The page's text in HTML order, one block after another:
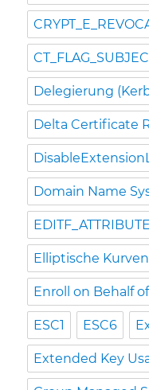
Delegierung
Delta Certificate
Domain Name
Elliptische Kurven
Enroll on Behalf
ESC1 ESC6
Extended Key